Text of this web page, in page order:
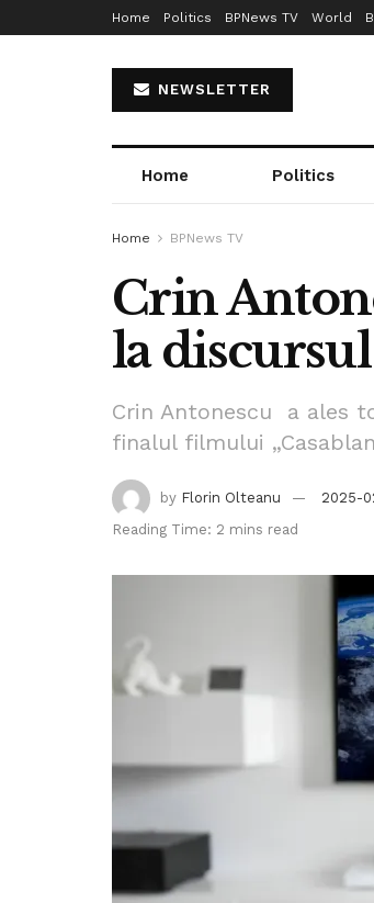
Home Politics BPNews TV World
NEWSLETTER
Home Politics
Home BPNews TV
Crin
la
Crin Antonescu a ales
finalul filmului
by Florin Olteanu 2025-
Reading Time: 2 mins read